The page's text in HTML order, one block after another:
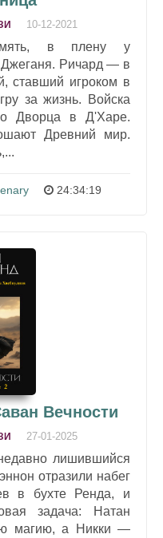
10-12-2021
в плену у
Джеганя. Ричард — в
ставший игроком в
за жизнь. Войска
Дворца в Д'Харе.
Древний мир.
24:34:19
Вечности
27-01-2025
лишившийся
отразили набег
в бухте Ренда, и
задача: Натан
магию, а Никки —